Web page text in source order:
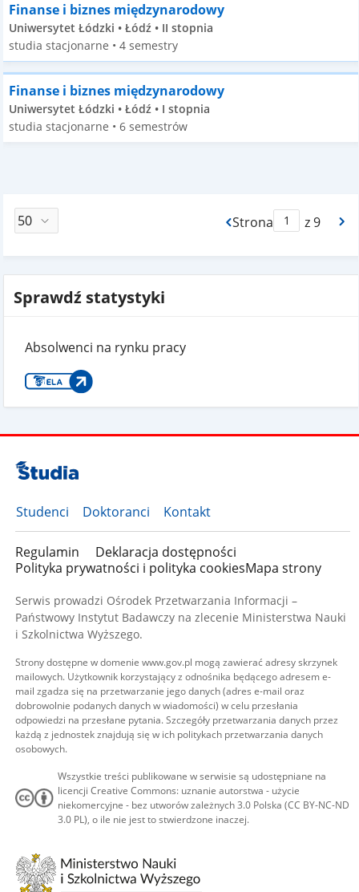
Finanse i biznes międzynarodowy
Uniwersytet Łódzki • Łódź • II stopnia
studia stacjonarne • 4 semestry
Finanse i biznes międzynarodowy
Uniwersytet Łódzki • Łódź • I stopnia
studia stacjonarne • 6 semestrów
Strona
Max Stronaz 9
Sprawdź statystyki
Absolwenci na rynku pracy
Studenci Doktoranci Kontakt
Regulamin
Deklaracja dostępności
Polityka prywatności i polityka cookiesMapa strony
Serwis prowadzi Ośrodek Przetwarzania Informacji –
Państwowy Instytut Badawczy na zlecenie Ministerstwa Nauki
i Szkolnictwa Wyższego.
Strony dostępne w domenie www.gov.pl mogą zawierać adresy skrzynek
mailowych. Użytkownik korzystający z odnośnika będącego adresem e-
mail zgadza się na przetwarzanie jego danych (adres e-mail oraz
dobrowolnie podanych danych w wiadomości) w celu przesłania
odpowiedzi na przesłane pytania. Szczegóły przetwarzania danych przez
każdą z jednostek znajdują się w ich politykach przetwarzania danych
osobowych.
Wszystkie treści publikowane w serwisie są udostępniane na
licencji Creative Commons: uznanie autorstwa - użycie
niekomercyjne - bez utworów zależnych 3.0 Polska (CC BY-NC-ND
3.0 PL), o ile nie jest to stwierdzone inaczej.